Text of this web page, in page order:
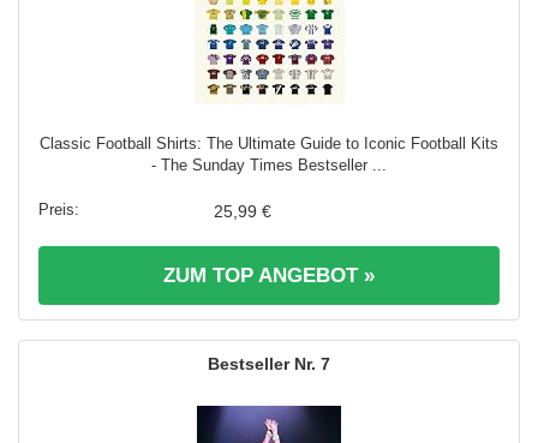
Classic Football Shirts: The Ultimate Guide to Iconic Football Kits
- The Sunday Times Bestseller ...
25,99 €
ZUM TOP ANGEBOT »
7